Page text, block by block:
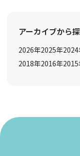
アーカイブから
2026年2025年2024
2018年2016年2015